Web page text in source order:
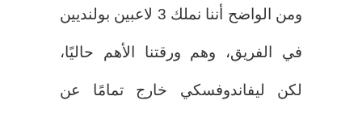
ومن الواضح أننا نملك 3 لاعبين بولنديين
في الفريق، وهم ورقتنا الأهم حاليًا،
لكن ليفاندوفسكي خارج تمامًا عن